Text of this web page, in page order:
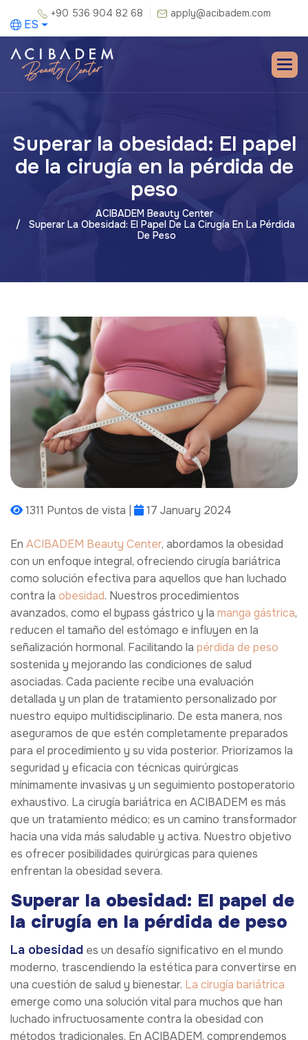
+90 536 904 82 68 apply@acibadem.com
ES
Superar la obesidad: El papel
de la cirugía en la pérdida de
peso
ACIBADEM Beauty Center
Superar La Obesidad: El Papel De La Cirugía En La Pérdida
De Peso
1311 Puntos de vista | 17 January 2024
En ACIBADEM Beauty Center, abordamos la obesidad
con un enfoque integral, ofreciendo cirugía bariátrica
como solución efectiva para aquellos que han luchado
contra la obesidad. Nuestros procedimientos
avanzados, como el bypass gástrico y la manga gástrica,
reducen el tamaño del estómago e influyen en la
señalización hormonal. Facilitando la pérdida de peso
sostenida y mejorando las condiciones de salud
asociadas. Cada paciente recibe una evaluación
detallada y un plan de tratamiento personalizado por
nuestro equipo multidisciplinario. De esta manera, nos
aseguramos de que estén completamente preparados
para el procedimiento y su vida posterior. Priorizamos la
seguridad y eficacia con técnicas quirúrgicas
mínimamente invasivas y un seguimiento postoperatorio
exhaustivo. La cirugía bariátrica en ACIBADEM es más
que un tratamiento médico; es un camino transformador
hacia una vida más saludable y activa. Nuestro objetivo
es ofrecer posibilidades quirúrgicas para quienes
enfrentan la obesidad severa.
Superar la obesidad: El papel de
la cirugía en la pérdida de peso
La obesidad es un desafío significativo en el mundo
moderno, trascendiendo la estética para convertirse en
una cuestión de salud y bienestar. La cirugía bariátrica
emerge como una solución vital para muchos que han
luchado infructuosamente contra la obesidad con
métodos tradicionales. En ACIBADEM, comprendemos